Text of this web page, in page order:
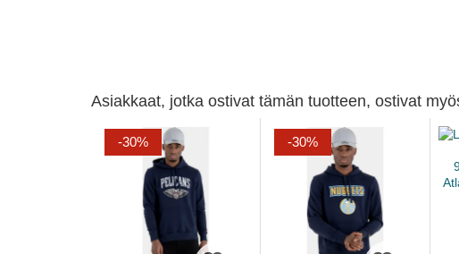
Asiakkaat, jotka ostivat tämän tuotteen, ostivat
-30% -30%